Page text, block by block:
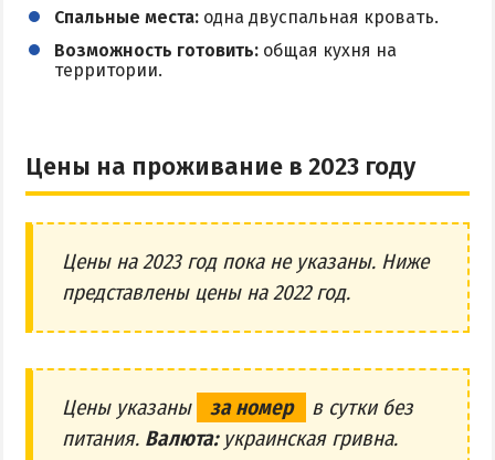
Спальные места: одна двуспальная кровать.
Возможность готовить: общая кухня на
территории.
Цены на проживание в 2023 году
Цены на 2023 год пока не указаны. Ниже
представлены цены на 2022 год.
Цены указаны за номер
в сутки без
питания. Валюта:украинская гривна.